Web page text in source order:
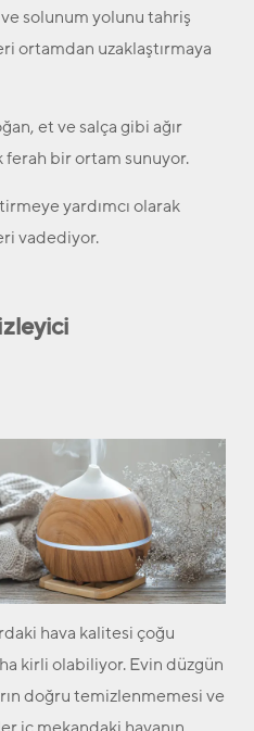
solunum yolunu tahriş
ortamdan uzaklaştırmaya
et ve salça gibi ağır
bir ortam sunuyor.
yardımcı olarak
vadediyor.
hava kalitesi çoğu
kirli olabiliyor. Evin düzgün
doğru temizlenmemesi ve